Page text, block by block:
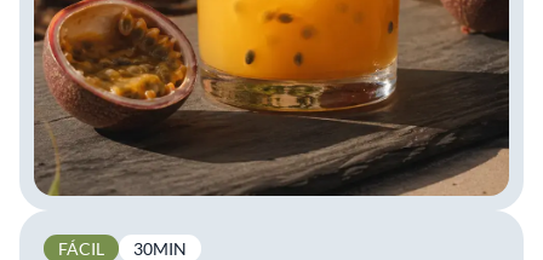
FÁCIL 30MIN